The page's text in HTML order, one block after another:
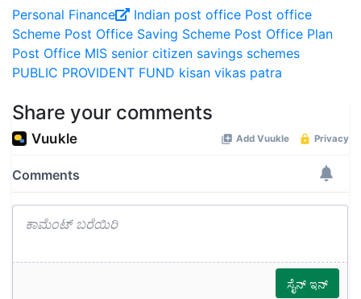
Personal Finance Indian post office Post office
Scheme Post Office Saving Scheme Post Office Plan
Post Office MIS senior citizen savings schemes
PUBLIC PROVIDENT FUND kisan vikas patra
Share your comments